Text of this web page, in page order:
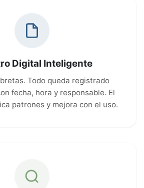
Digital Inteligente
Todo queda registrado
fecha, hora y responsable. El
patrones y mejora con el uso.